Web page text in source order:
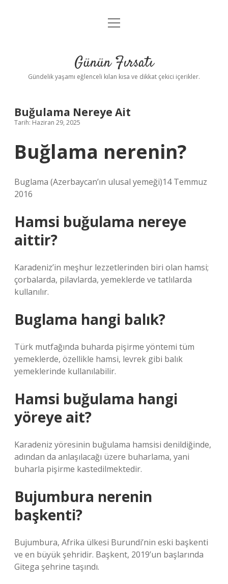
Anasayfa
Yasal Uyarı
menüyü
Günün Fırsatı
Gündelik yaşamı eğlenceli kılan kısa ve dikkat çekici içerikler.
Buğulama Nereye Ait
Tarih: Haziran 29, 2025
Buğlama nerenin?
Buglama (Azerbaycan’ın ulusal yemeği)14 Temmuz
2016
Hamsi buğulama nereye
aittir?
Karadeniz’in meşhur lezzetlerinden biri olan hamsi;
çorbalarda, pilavlarda, yemeklerde ve tatlılarda
kullanılır.
Buglama hangi balık?
Türk mutfağında buharda pişirme yöntemi tüm
yemeklerde, özellikle hamsi, levrek gibi balık
yemeklerinde kullanılabilir.
Hamsi buğulama hangi
yöreye ait?
Karadeniz yöresinin buğulama hamsisi denildiğinde,
adından da anlaşılacağı üzere buharlama, yani
buharla pişirme kastedilmektedir.
Bujumbura nerenin
başkenti?
Bujumbura, Afrika ülkesi Burundi’nin eski başkenti
ve en büyük şehridir. Başkent, 2019’un başlarında
Gitega şehrine taşındı.